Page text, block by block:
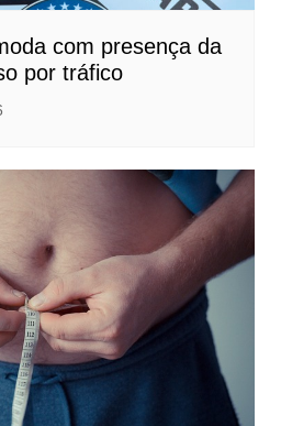
com presença da
por tráfico